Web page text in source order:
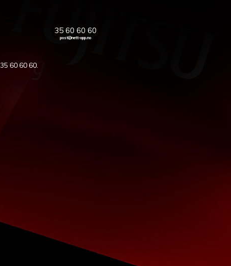
35 60 60 60
post@nett-opp.no
35 60 60 60.